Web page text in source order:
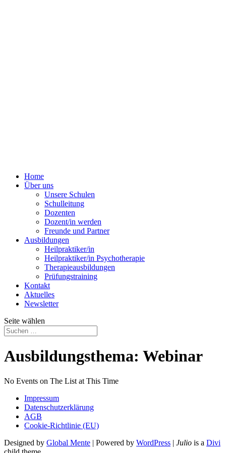
Home
Über uns
Unsere Schulen
Schulleitung
Dozenten
Dozent/in werden
Freunde und Partner
Ausbildungen
Heilpraktiker/in
Heilpraktiker/in Psychotherapie
Therapieausbildungen
Prüfungstraining
Kontakt
Aktuelles
Newsletter
Seite wählen
Ausbildungsthema: Webinar
No Events on The List at This Time
Impressum
Datenschutzerklärung
AGB
Cookie-Richtlinie (EU)
Designed by Global Mente | Powered by WordPress | Julio is a Divi